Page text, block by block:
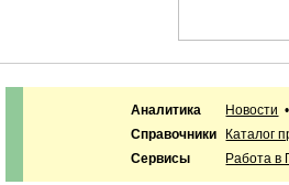
Аналитика Новости
Справочники
Каталог
Сервисы
Работа в